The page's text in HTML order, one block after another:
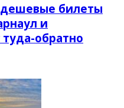
дешевые билеты
и
обратно